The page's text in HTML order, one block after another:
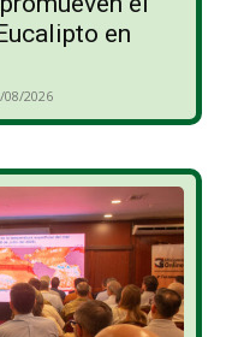
en
08/2026